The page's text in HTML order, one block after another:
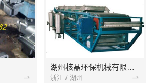
湖州核晶环保机械有限公司
浙江 / 湖州